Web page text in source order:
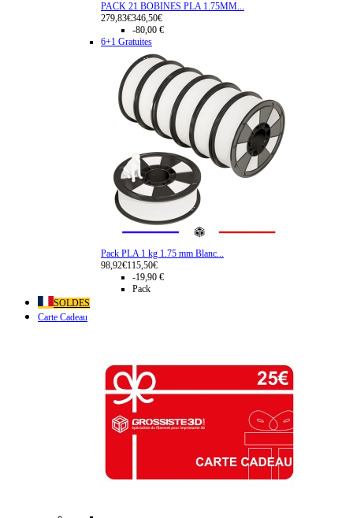
PACK 21 BOBINES PLA 1.75MM...
279,83€346,50€
-80,00 €
6+1 Gratuites
Pack PLA 1 kg 1.75 mm Blanc...
98,92€115,50€
-19,90 €
Pack
SOLDES
Carte Cadeau